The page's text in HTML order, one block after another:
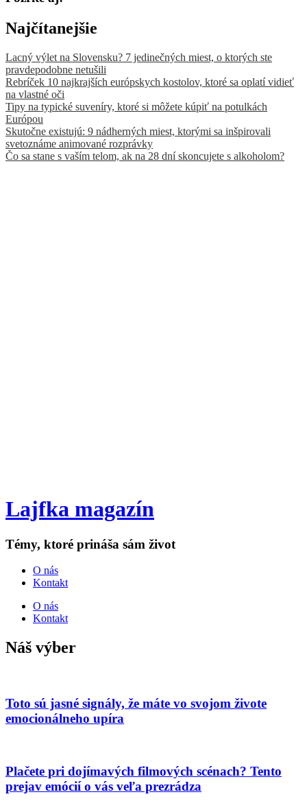
Najčítanejšie
Lacný výlet na Slovensku? 7 jedinečných miest, o ktorých ste
pravdepodobne netušili
Rebríček 10 najkrajších európskych kostolov, ktoré sa oplatí vidieť
na vlastné oči
Tipy na typické suveníry, ktoré si môžete kúpiť na potulkách
Európou
Skutočne existujú: 9 nádherných miest, ktorými sa inšpirovali
svetoznáme animované rozprávky
Čo sa stane s vaším telom, ak na 28 dní skoncujete s alkoholom?
Lajfka magazín
Témy, ktoré prináša sám život
O nás
Kontakt
O nás
Kontakt
Náš výber
Toto sú jasné signály, že máte vo svojom živote
emocionálneho upíra
Plačete pri dojímavých filmových scénach? Tento
prejav emócií o vás veľa prezrádza